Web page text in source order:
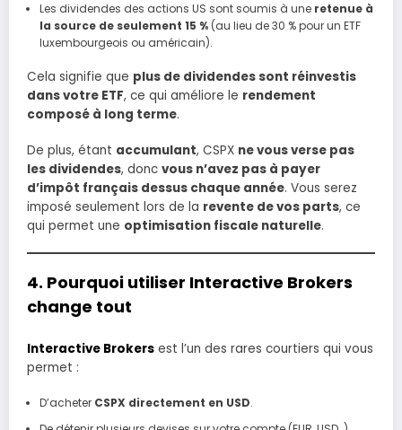
Les dividendes des actions US sont soumis à une retenue à
la source de seulement 15 %(au lieu de 30 % pour un ETF
luxembourgeois ou américain).
Cela signifie que plus de dividendes sont réinvestis
dans votre ETF, ce qui améliore le rendement
composé à long terme.
De plus, étant accumulant, CSPX ne vous verse pas
les dividendes, donc vous n’avez pas à payer
d’impôt français dessus chaque année. Vous serez
imposé seulement lors de la revente de vos parts, ce
qui permet une optimisation fiscale naturelle.
4. Pourquoi utiliser Interactive Brokers
change tout
Interactive Brokers est l’un des rares courtiers qui vous
permet :
D’acheter CSPX directement en USD.